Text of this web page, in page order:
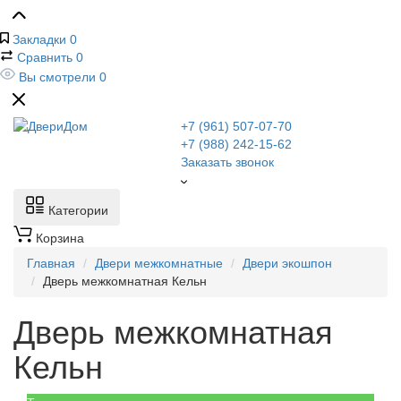
Закладки 0
Сравнить 0
Вы смотрели 0
+7 (961) 507-07-70
+7 (988) 242-15-62
Заказать звонок
Категории
Корзина
Главная
Двери межкомнатные
Двери экошпон
Дверь межкомнатная Кельн
Дверь межкомнатная
Кельн